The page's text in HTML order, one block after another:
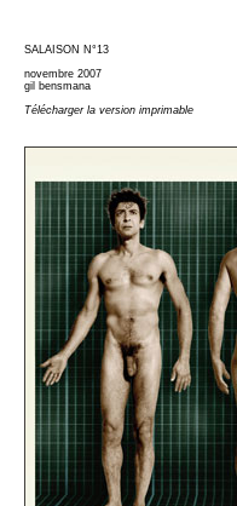
SALAISON N°13
novembre 2007
gil bensmana
Télécharger la version imprimable